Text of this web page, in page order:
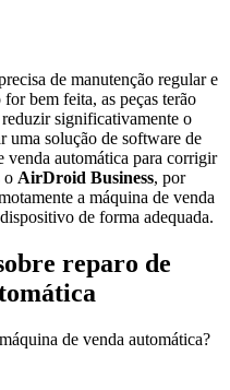
de manutenção regular e
bem feita, as peças terão
significativamente o
uma solução de software de
venda automática para corrigir
o AirDroid Business, por
a máquina de venda
de forma adequada.
reparo de
de venda automática?